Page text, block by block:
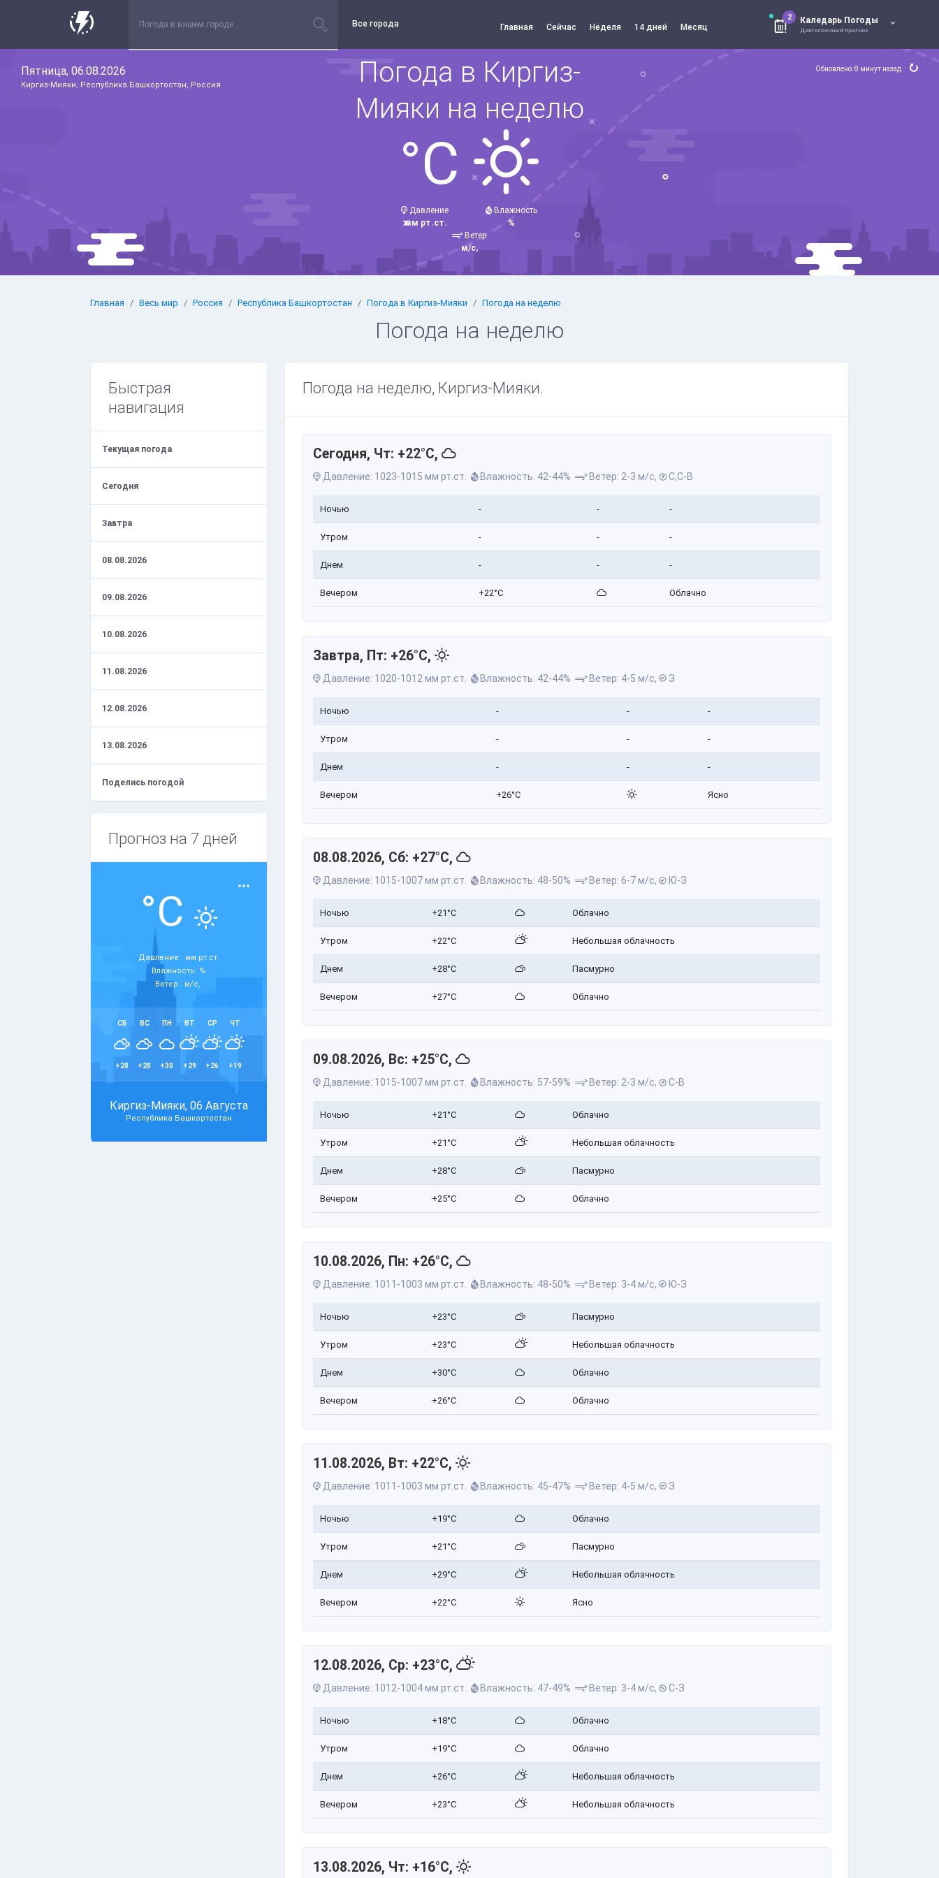
Все города Главная Сейчас Неделя 14 дней Месяц
2 Каледарь Погоды
Долгосрочный прогноз
Пятница, 06.08.2026
Киргиз-Мияки, Республика Башкортостан, Россия
Обновлено: 8 минут назад
Погода в Киргиз-
Мияки на неделю
°C
Давление
мм рт.ст.
Влажность
%
Ветер
м/с,
Главная Весь мир Россия Республика Башкортостан Погода в Киргиз-Мияки Погода на неделю
Погода на неделю
Быстрая
навигация
Текущая погода
Сегодня
Завтра
08.08.2026
09.08.2026
10.08.2026
11.08.2026
12.08.2026
13.08.2026
Поделись погодой
Прогноз на 7 дней
°C
Давление: мм рт.ст.
Влажность: %
Ветер: м/с,
СБ
+28
ВС
+28
ПН
+30
ВТ
+29
СР
+26
ЧТ
+19
Киргиз-Мияки, 06 Августа
Республика Башкортостан
Погода на неделю, Киргиз-Мияки.
Сегодня, Чт: +22°C,
Давление: 1023-1015 мм рт.ст. Влажность: 42-44% Ветер: 2-3 м/с, С,С-В
Ночью - - -
Утром - - -
Днем - - -
Вечером +22°C Облачно
Завтра, Пт: +26°C,
Давление: 1020-1012 мм рт.ст. Влажность: 42-44% Ветер: 4-5 м/с, З
Ночью - - -
Утром - - -
Днем - - -
Вечером +26°C Ясно
08.08.2026, Сб: +27°C,
Давление: 1015-1007 мм рт.ст. Влажность: 48-50% Ветер: 6-7 м/с, Ю-З
Ночью +21°C Облачно
Утром +22°C Небольшая облачность
Днем +28°C Пасмурно
Вечером +27°C Облачно
09.08.2026, Вс: +25°C,
Давление: 1015-1007 мм рт.ст. Влажность: 57-59% Ветер: 2-3 м/с, С-В
Ночью +21°C Облачно
Утром +21°C Небольшая облачность
Днем +28°C Пасмурно
Вечером +25°C Облачно
10.08.2026, Пн: +26°C,
Давление: 1011-1003 мм рт.ст. Влажность: 48-50% Ветер: 3-4 м/с, Ю-З
Ночью +23°C Пасмурно
Утром +23°C Небольшая облачность
Днем +30°C Облачно
Вечером +26°C Облачно
11.08.2026, Вт: +22°C,
Давление: 1011-1003 мм рт.ст. Влажность: 45-47% Ветер: 4-5 м/с, З
Ночью +19°C Облачно
Утром +21°C Пасмурно
Днем +29°C Небольшая облачность
Вечером +22°C Ясно
12.08.2026, Ср: +23°C,
Давление: 1012-1004 мм рт.ст. Влажность: 47-49% Ветер: 3-4 м/с, С-З
Ночью +18°C Облачно
Утром +19°C Облачно
Днем +26°C Небольшая облачность
Вечером +23°C Небольшая облачность
13.08.2026, Чт: +16°C,